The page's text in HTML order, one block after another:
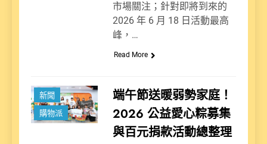
市場關注；針對即將到來的
2026 年 6 月 18 日活動最高
峰，…
Read More
新聞
購物派
端午節送暖弱勢家庭！
2026 公益愛心粽募集
與百元捐款活動總整理